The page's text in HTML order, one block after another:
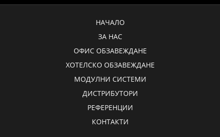
НАЧАЛО
ЗА НАС
ОФИС ОБЗАВЕЖДАНЕ
ХОТЕЛСКО ОБЗАВЕЖДАНЕ
МОДУЛНИ СИСТЕМИ
ДИСТРИБУТОРИ
РЕФЕРЕНЦИИ
КОНТАКТИ